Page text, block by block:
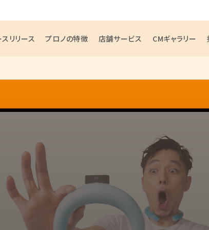
リリース プロノの特徴 店舗サービス CMギャラリー